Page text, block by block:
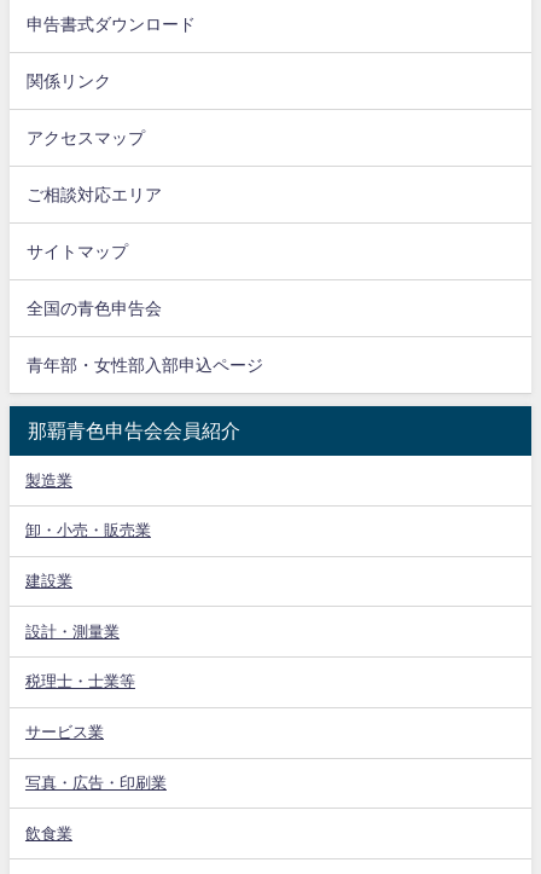
申告書式ダウンロード
関係リンク
アクセスマップ
ご相談対応エリア
サイトマップ
全国の青色申告会
青年部・女性部入部申込ページ
那覇青色申告会会員紹介
製造業
卸・小売・販売業
建設業
設計・測量業
税理士・士業等
サービス業
写真・広告・印刷業
飲食業